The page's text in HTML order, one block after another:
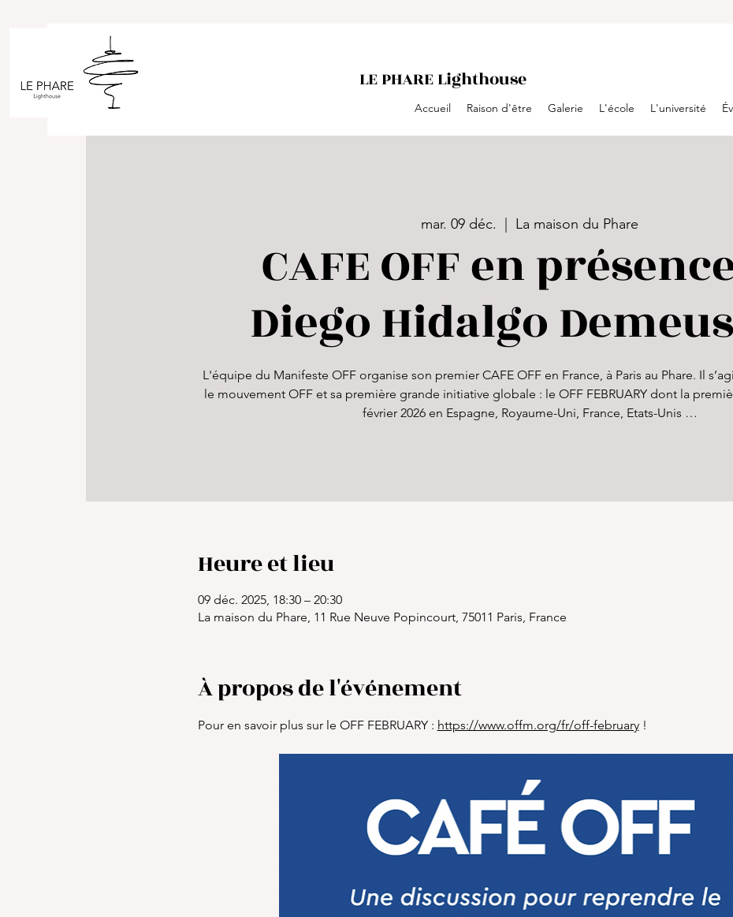
LE PHARE Lighthouse
Accueil Raison d'être Galerie L'école L'université
mar. 09 déc. La maison du Phare
CAFE OFF en
Diego Hidalgo
L'équipe du Manifeste OFF organise son premier CAFE OFF en France, à Paris au Phare. Il
le mouvement OFF et sa première grande initiative globale : le OFF FEBRUARY dont la
février 2026 en Espagne, Royaume-Uni, France, Etats-Unis …
Heure et lieu
09 déc. 2025, 18:30 – 20:30
La maison du Phare, 11 Rue Neuve Popincourt, 75011 Paris, France
À propos de l'événement
Pour en savoir plus sur le OFF FEBRUARY : https://www.offm.org/fr/off-february !